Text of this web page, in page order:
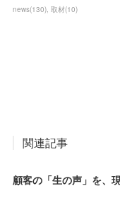
news(130) 取材(10)
関連記事